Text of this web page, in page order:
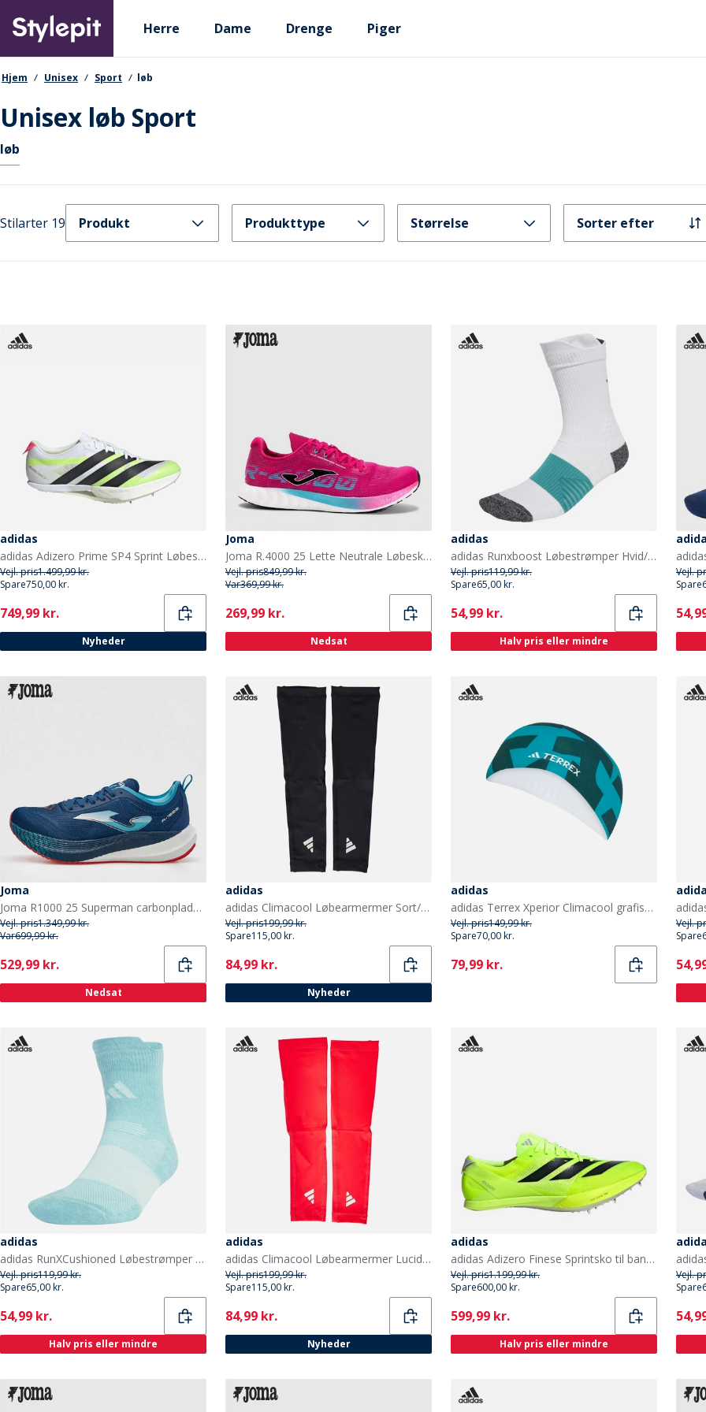
main
content
Primary departments
Herre Dame Drenge Piger
navigationssti
Hjem Unisex Sport løb
Unisex løb Sport
Hurtige links
løb
Stilarter 19 Produkt Produkttype Størrelse Sorter efter
adidas
adidas Adizero Prime SP4 Sprint Løbesko med pigge Cloud White/Core Black/Lucid Red
Vejl. pris1.499,99 kr.
Spare750,00 kr.
Current
749,99 kr.
Nyheder
Joma
Joma R.4000 25 Lette Neutrale Løbesko Fuchsia
Vejl. pris849,99 kr.
Var369,99 kr.
Current
269,99 kr.
Nedsat
adidas
adidas Runxboost Løbestrømper Hvid/Pure Teal
Vejl. pris119,99 kr.
Spare65,00 kr.
Current
54,99 kr.
Halv pris eller mindre
Vejl.
Spare
Joma
Joma R1000 25 Superman carbonplade neutrale løbesko Navy Blue
Vejl. pris1.349,99 kr.
Var699,99 kr.
Current
529,99 kr.
Nedsat
adidas
adidas Climacool Løbearmermer Sort/Hvid
Vejl. pris199,99 kr.
Spare115,00 kr.
Current
84,99 kr.
Nyheder
adidas
adidas Terrex Xperior Climacool grafisk løbebånd Aurora Ivy/Pure Teal
Vejl. pris149,99 kr.
Spare70,00 kr.
Current
79,99 kr.
Vejl.
Spare
adidas
adidas RunXCushioned Løbestrømper Mint Ton/Halo Mint
Vejl. pris119,99 kr.
Spare65,00 kr.
Current
54,99 kr.
Halv pris eller mindre
adidas
adidas Climacool Løbearmermer Lucid Red/Hvid
Vejl. pris199,99 kr.
Spare115,00 kr.
Current
84,99 kr.
Nyheder
adidas
adidas Adizero Finese Sprintsko til baneløb Lucid Lemon/Core Black/Halo Silver
Vejl. pris1.199,99 kr.
Spare600,00 kr.
Current
599,99 kr.
Halv pris eller mindre
Vejl.
Spare